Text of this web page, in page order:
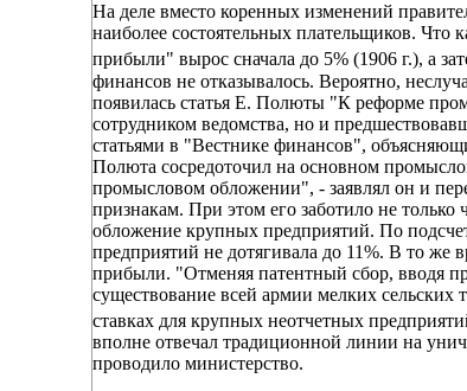
На деле вместо коренных изменений
наиболее состоятельных плательщиков. Что
прибыли" вырос сначала до 5% (1906 г.), а
финансов не отказывалось. Вероятно,
появилась статья Е. Полюты "К реформе
сотрудником ведомства, но и
статьями в "Вестнике финансов",
Полюта сосредоточил на основном
промысловом обложении", - заявлял он и
признакам. При этом его заботило не
обложение крупных предприятий. По
предприятий не дотягивала до 11%. В то же
прибыли. "Отменяя патентный сбор, вводя
существование всей армии мелких
ставках для крупных неотчетных
вполне отвечал традиционной линии на
проводило министерство.